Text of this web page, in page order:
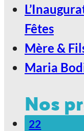
Fêtes
Mère &
Maria
Nos
22